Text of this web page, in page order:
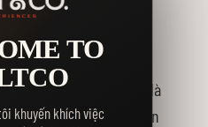
trọng giúp đưa rượu
và quý hiếm. Đó chính là
lưỡng từ khi chọn nguyên
TO
khuyến khích việc